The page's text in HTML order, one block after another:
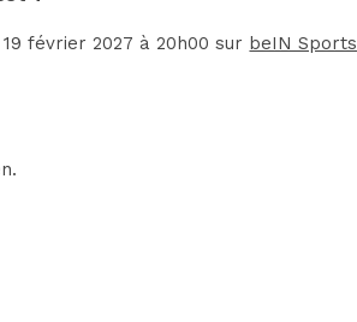
février 2027 à 20h00 sur beIN Sports
.